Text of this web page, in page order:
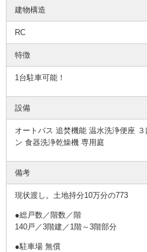
建物構造
RC
特徴
1台駐車可能！
設備
オートバス 追焚機能 温水洗浄便座
ン 食器洗浄乾燥機 専用庭
備考
現状渡し。土地持分10万分の773
●総戸数／階数／階
140戸／3階建／1階～3階部分
●駐車場 無償